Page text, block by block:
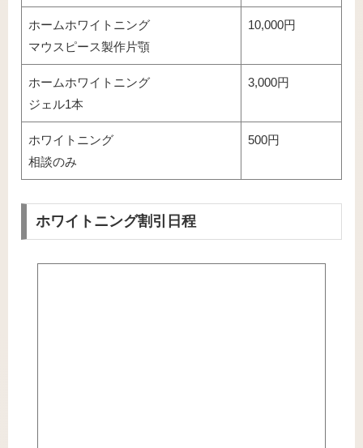
ホームホワイトニング
マウスピース製作片顎
10,000円
ホームホワイトニング
ジェル1本
3,000円
ホワイトニング
相談のみ
500円
ホワイトニング割引日程